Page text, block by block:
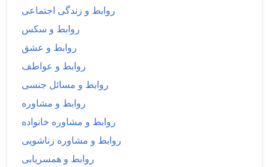
روابط و زندگی اجتماعی
روابط و سکس
روابط و عشق
روابط و عواطف
روابط و مسائل جنسی
روابط و مشاوره
روابط و مشاوره خانواده
روابط و مشاوره زناشویی
روابط و همسریابی